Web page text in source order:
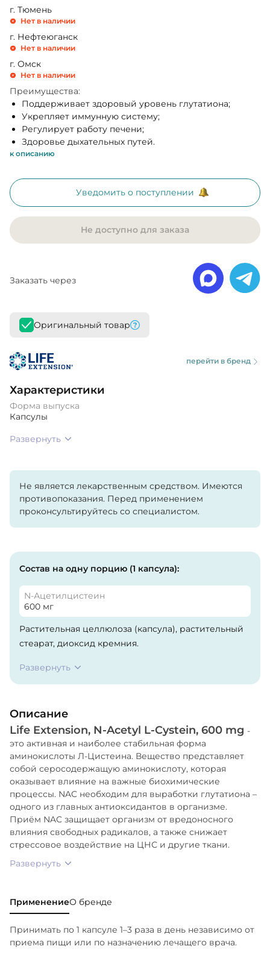
г. Тюмень
Нет в наличии
г. Нефтеюганск
Нет в наличии
г. Омск
Нет в наличии
Преимущества:
Поддерживает здоровый уровень глутатиона;
Укрепляет иммунную систему;
Регулирует работу печени;
Здоровье дыхательных путей.
к описанию
Уведомить о поступлении
Не доступно для заказа
Заказать через
Оригинальный товар
перейти в бренд
Характеристики
Форма выпуска
Капсулы
Развернуть
Не является лекарственным средством. Имеются
противопоказания. Перед применением
проконсультируйтесь со специалистом.
Состав на одну порцию (1 капсула):
N-Ацетилцистеин
600 мг
Растительная целлюлоза (капсула), растительный
стеарат, диоксид кремния.
Развернуть
Описание
Life Extension, N-Acetyl L-Cystein, 600 mg -
это активная и наиболее стабильная форма
аминокислоты Л-Цистеина. Вещество представляет
собой серосодержащую аминокислоту, которая
оказывает влияние на важные биохимические
процессы. NAC необходим для выработки глутатиона –
одного из главных антиоксидантов в организме.
Приём NAC защищает организм от вредоносного
влияния свободных радикалов, а также снижает
стрессовое воздействие на ЦНС и другие ткани.
Развернуть
ПрименениеО бренде
Принимать по 1 капсуле 1–3 раза в день независимо от
приема пищи или по назначению лечащего врача.